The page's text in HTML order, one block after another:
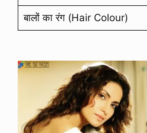
बालों का रंग (Hair Colour)